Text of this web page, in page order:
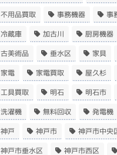
不用品買取 事務機器 事
冷蔵庫 加古川 厨房機器
古美術品 垂水区 家具
家電 家電買取 屋久杉
工具買取 明石 明石市
洗濯機 無料回収 発電機
神戸 神戸市 神戸市中央
神戸市垂水区 神戸市西区